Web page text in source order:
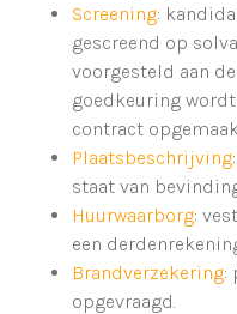
Screening:
gescreend op
voorgesteld aan
goedkeuring
contract
Plaatsbeschrijving
staat van
Huurwaarborg:
een
Brandverzekering:
opgevraagd.